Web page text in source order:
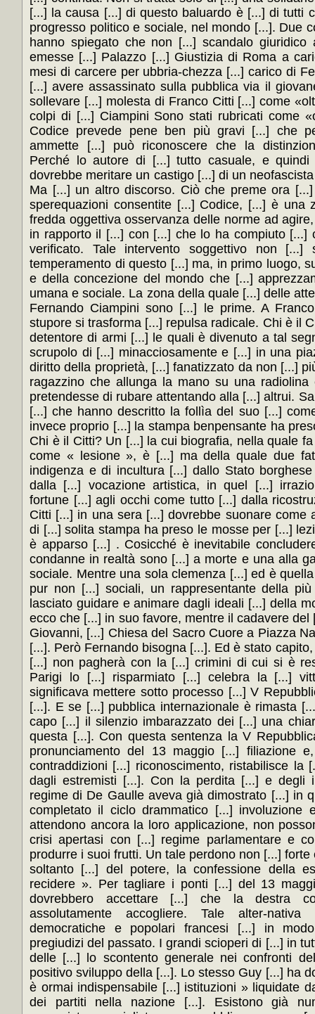
[...] la causa [...] di questo baluardo è [...] di tutti
progresso politico e sociale, nel mondo [...]. Due
hanno spiegato che non [...] scandalo giuridico
emesse [...] Palazzo [...] Giustizia di Roma a
mesi di carcere per ubbria-chezza [...] carico di
[...] avere assassinato sulla pubblica via il
sollevare [...] molesta di Franco Citti [...] come
colpi di [...] Ciampini Sono stati rubricati come
Codice prevede pene ben più gravi [...] che
ammette [...] può riconoscere che la
Perché lo autore di [...] tutto casuale, e quindi
dovrebbe meritare un castigo [...] di un
Ma [...] un altro discorso. Ciò che preme ora
sperequazioni consentite [...] Codice, [...] è una
fredda oggettiva osservanza delle norme ad
in rapporto il [...] con [...] che lo ha compiuto [...]
verificato. Tale intervento soggettivo non [...]
temperamento di questo [...] ma, in primo luogo,
e della concezione del mondo che [...]
umana e sociale. La zona della quale [...] delle
Fernando Ciampini sono [...] le prime. A
stupore si trasforma [...] repulsa radicale. Chi è il
detentore di armi [...] le quali è divenuto a tal
scrupolo di [...] minacciosamente e [...] in una
diritto della proprietà, [...] fanatizzato da non [...]
ragazzino che allunga la mano su una
pretendesse di rubare attentando alla [...] altrui.
[...] che hanno descritto la follìa del suo [...]
invece proprio [...] la stampa benpensante ha
Chi è il Citti? Un [...] la cui biografia, nella quale
come « lesione », è [...] ma della quale due
indigenza e di incultura [...] dallo Stato
dalla [...] vocazione artistica, in quel [...]
fortune [...] agli occhi come tutto [...] dalla
Citti [...] in una sera [...] dovrebbe suonare come
di [...] solita stampa ha preso le mosse per [...]
è apparso [...] . Cosicché è inevitabile
condanne in realtà sono [...] a morte e una alla
sociale. Mentre una sola clemenza [...] ed è
pur non [...] sociali, un rappresentante della
lasciato guidare e animare dagli ideali [...] della
ecco che [...] in suo favore, mentre il cadavere
Giovanni, [...] Chiesa del Sacro Cuore a Piazza
[...]. Però Fernando bisogna [...]. Ed è stato
[...] non pagherà con la [...] crimini di cui si è
Parigi lo [...] risparmiato [...] celebra la [...]
significava mettere sotto processo [...] V
[...]. E se [...] pubblica internazionale è rimasta
capo [...] il silenzio imbarazzato dei [...] una
questa [...]. Con questa sentenza la V
pronunciamento del 13 maggio [...] filiazione
contraddizioni [...] riconoscimento, ristabilisce la
dagli estremisti [...]. Con la perdita [...] e degli
regime di De Gaulle aveva già dimostrato [...] in
completato il ciclo drammatico [...] involuzione
attendono ancora la loro applicazione, non
crisi apertasi con [...] regime parlamentare e
produrre i suoi frutti. Un tale perdono non [...]
soltanto [...] del potere, la confessione della
recidere ». Per tagliare i ponti [...] del 13
dovrebbero accettare [...] che la destra
assolutamente accogliere. Tale alter-
democratiche e popolari francesi [...] in
pregiudizi del passato. I grandi scioperi di [...] in
delle [...] lo scontento generale nei confronti
positivo sviluppo della [...]. Lo stesso Guy [...] ha
è ormai indispensabile [...] istituzioni » liquidate
dei partiti nella nazione [...]. Esistono già